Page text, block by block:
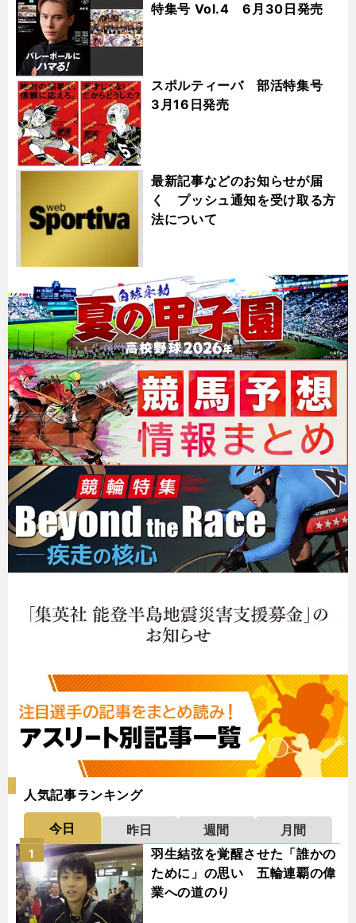
特集号 Vol.4 6月30日発売
スポルティーバ 部活特集号
3月16日発売
最新記事などのお知らせが届
く プッシュ通知を受け取る方
法について
人気記事ランキング
今日 昨日 週間
月間
羽生結弦を覚醒させた「誰かの
ために」の思い 五輪連覇の偉
業への道のり
1